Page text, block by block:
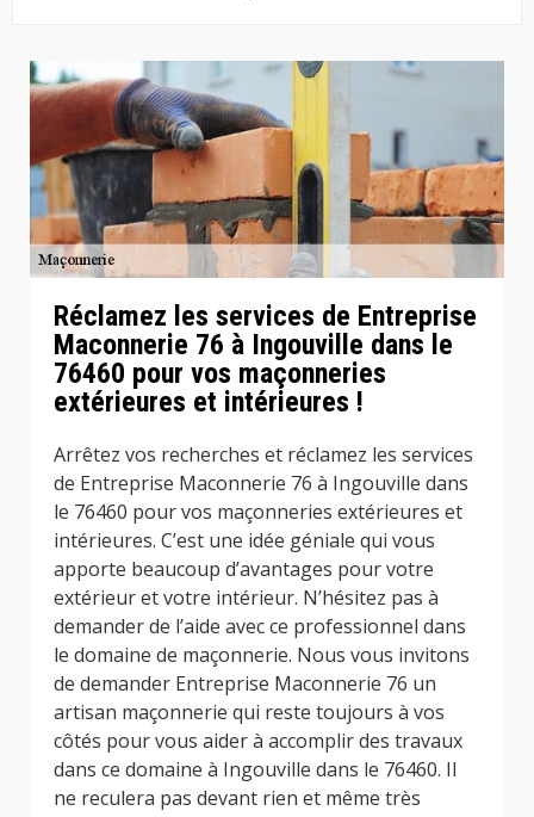
Réclamez les services de Entreprise
Maconnerie 76 à Ingouville dans le
76460 pour vos maçonneries
extérieures et intérieures !
Arrêtez vos recherches et réclamez les services
de Entreprise Maconnerie 76 à Ingouville dans
le 76460 pour vos maçonneries extérieures et
intérieures. C’est une idée géniale qui vous
apporte beaucoup d’avantages pour votre
extérieur et votre intérieur. N’hésitez pas à
demander de l’aide avec ce professionnel dans
le domaine de maçonnerie. Nous vous invitons
de demander Entreprise Maconnerie 76 un
artisan maçonnerie qui reste toujours à vos
côtés pour vous aider à accomplir des travaux
dans ce domaine à Ingouville dans le 76460. Il
ne reculera pas devant rien et même très